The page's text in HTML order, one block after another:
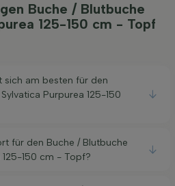
Buche / Blutbuche
125-150 cm - Topf
sich am besten für den
Purpurea 125-150
für den Buche / Blutbuche
125-150 cm - Topf?